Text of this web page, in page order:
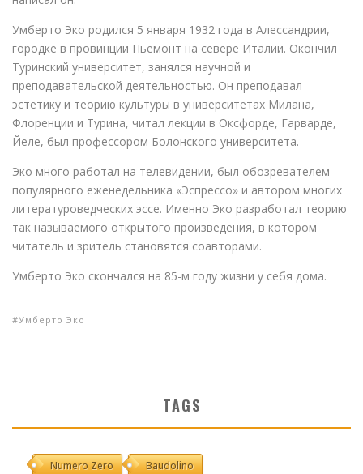
Умберто Эко родился 5 января 1932 года в Алессандрии,
городке в провинции Пьемонт на севере Италии. Окончил
Туринский университет, занялся научной и
преподавательской деятельностью. Он преподавал
эстетику и теорию культуры в университетах Милана,
Флоренции и Турина, читал лекции в Оксфорде, Гарварде,
Йеле, был профессором Болонского университета.
Эко много работал на телевидении, был обозревателем
популярного еженедельника «Эспрессо» и автором многих
литературоведческих эссе. Именно Эко разработал теорию
так называемого открытого произведения, в котором
читатель и зритель становятся соавторами.
Умберто Эко скончался на 85-м году жизни у себя дома.
Умберто Эко
TAGS
Numero Zero Baudolino